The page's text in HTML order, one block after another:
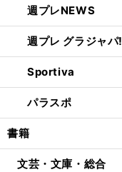
週プレNEWS
週プレ グラジャパ!
Sportiva
パラスポ
書籍
文芸・文庫・総合